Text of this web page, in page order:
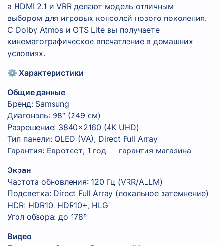
а HDMI 2.1 и VRR делают модель отличным
выбором для игровых консолей нового поколения.
С Dolby Atmos и OTS Lite вы получаете
кинематографическое впечатление в домашних
условиях.
⚙️ Характеристики
Общие данные
Бренд: Samsung
Диагональ: 98″ (249 см)
Разрешение: 3840×2160 (4K UHD)
Тип панели: QLED (VA), Direct Full Array
Гарантия: Евротест, 1 год — гарантия магазина
Экран
Частота обновления: 120 Гц (VRR/ALLM)
Подсветка: Direct Full Array (локальное затемнение)
HDR: HDR10, HDR10+, HLG
Угол обзора: до 178°
Видео